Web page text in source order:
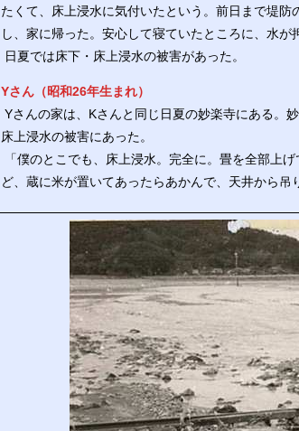
たくて、床上浸水に気付いたという。前日まで堤
し、家に帰った。安心して寝ていたところに、水が
日夏では床下・床上浸水の被害があった。
Yさん（昭和26年生まれ）
Yさんの家は、Kさんと同じ日夏の妙楽寺にある。
床上浸水の被害にあった。
「僕のとこでも、床上浸水。完全に。畳を全部上
ど、蔵に米が置いてあったらあかんで、天井から吊